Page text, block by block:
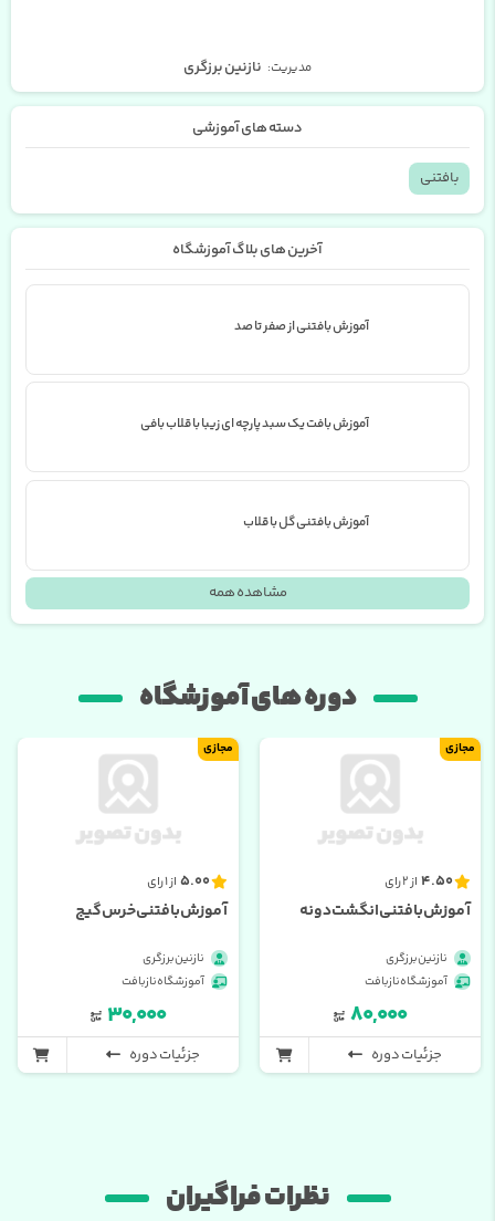
مدیریت: نازنین برزگری
دسته های آموزشی
بافتنی
آخرین های بلاگ آموزشگاه
آموزش بافتنی از صفر تا صد
آموزش بافت یک سبد پارچه ای زیبا با قلاب بافی
آموزش بافتنی گل با قلاب
مشاهده همه
دوره های آموزشگاه
مجازی
4.50 از 2 رای
آموزش بافتنی انگشت دونه
نازنین برزگری
آموزشگاه نازبافت
۸۰,۰۰۰
جزئیات دوره
مجازی
5.00 از 1 رای
آموزش بافتنی خرس گیج
نازنین برزگری
آموزشگاه نازبافت
۳۰,۰۰۰
جزئیات دوره
نظرات فراگیران